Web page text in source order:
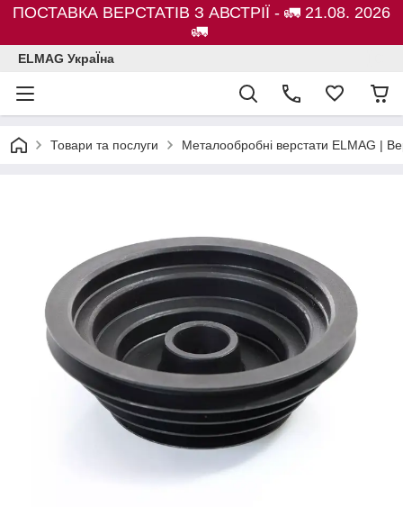
ПОСТАВКА ВЕРСТАТІВ З АВСТРІЇ - 🚛 21.08. 2026
🚛
ELMAG УкраЇна
Товари та послуги Металообробні верстати ELMAG |